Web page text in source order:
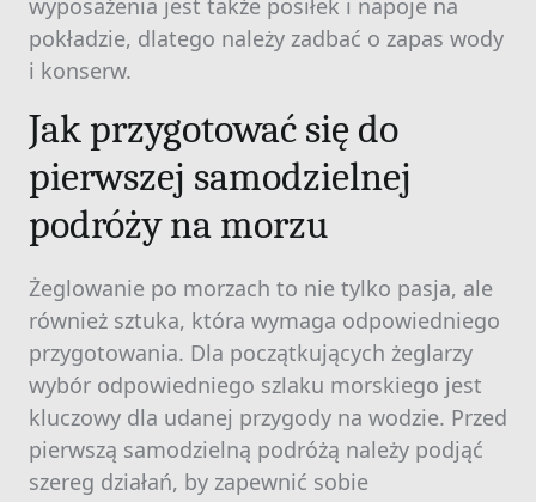
wyposażenia jest także posiłek i napoje na
pokładzie, dlatego należy zadbać o zapas wody
i konserw.
Jak przygotować się do
pierwszej samodzielnej
podróży na morzu
Żeglowanie po morzach to nie tylko pasja, ale
również sztuka, która wymaga odpowiedniego
przygotowania. Dla początkujących żeglarzy
wybór odpowiedniego szlaku morskiego jest
kluczowy dla udanej przygody na wodzie. Przed
pierwszą samodzielną podróżą należy podjąć
szereg działań, by zapewnić sobie